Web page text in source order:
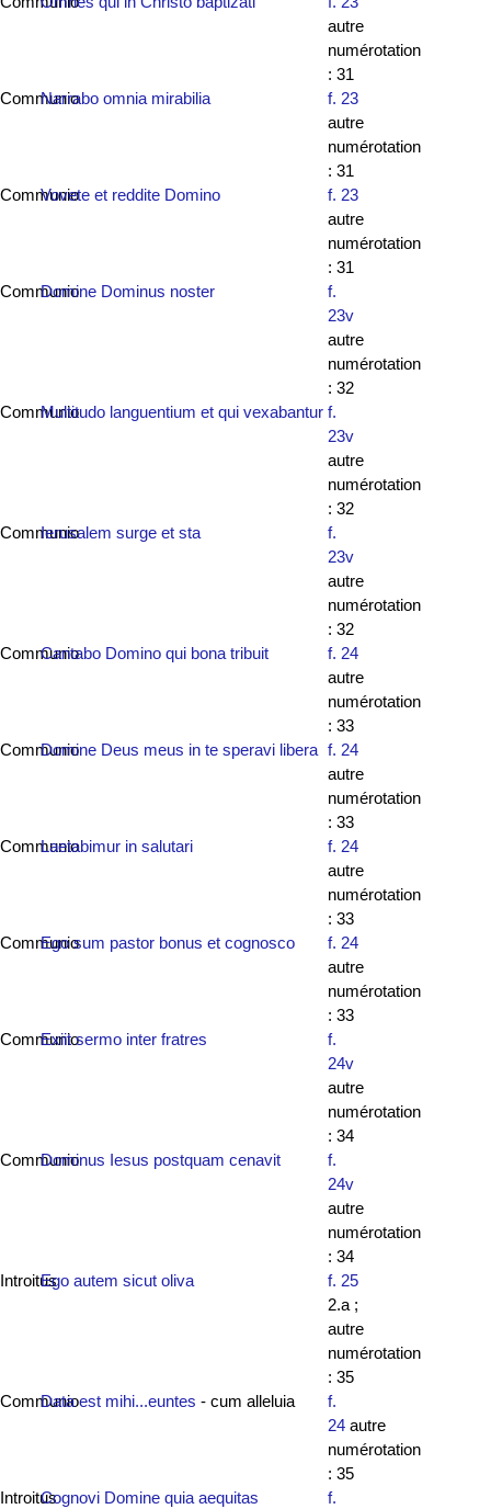
autre
numérotation
: 31
CommunioNarrabo omnia mirabilia
f. 23
autre
numérotation
: 31
CommunioVovete et reddite Domino
f. 23
autre
numérotation
: 31
CommunioDomine Dominus noster
f.
23v
autre
numérotation
: 32
CommunioMultitudo languentium et qui vexabantur f.
23v
autre
numérotation
: 32
CommunioIerusalem surge et sta
f.
23v
autre
numérotation
: 32
CommunioCantabo Domino qui bona tribuit
f. 24
autre
numérotation
: 33
CommunioDomine Deus meus in te speravi libera f. 24
autre
numérotation
: 33
CommunioLaetabimur in salutari
f. 24
autre
numérotation
: 33
CommunioEgo sum pastor bonus et cognosco
f. 24
autre
numérotation
: 33
CommunioExiit sermo inter fratres
f.
24v
autre
numérotation
: 34
CommunioDominus Iesus postquam cenavit
f.
24v
autre
numérotation
: 34
IntroitusEgo autem sicut oliva
f. 25
2.a ;
autre
numérotation
: 35
CommunioData est mihi...euntes - cum alleluia
f.
24autre
numérotation
: 35
IntroitusCognovi Domine quia aequitas
f.